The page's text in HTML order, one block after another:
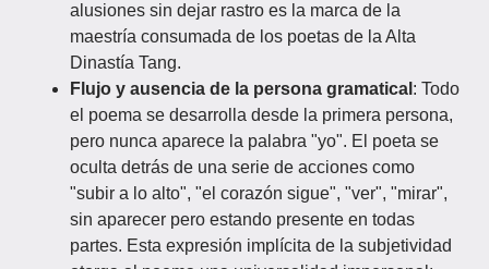
alusiones sin dejar rastro es la marca de la
maestría consumada de los poetas de la Alta
Dinastía Tang.
Flujo y ausencia de la persona gramatical : Todo
el poema se desarrolla desde la primera persona,
pero nunca aparece la palabra "yo". El poeta se
oculta detrás de una serie de acciones como
"subir a lo alto", "el corazón sigue", "ver", "mirar",
sin aparecer pero estando presente en todas
partes. Esta expresión implícita de la subjetividad